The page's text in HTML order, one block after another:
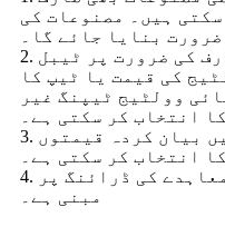
ہیں۔ مصنوعات کی
بنایا جائے گا۔
2. میڈیم وولٹیج ڈیوائس صارف کی ضرورت پر ٹیبل
کی قیمت یا ٹیپ کا
وولٹیج ٹیپنگ غیر
انتخاب کر سکتی ہے۔
3. شارٹ سرکٹ کی رکاوٹ ٹیبل میں بیان کردہ قیمتوں
انتخاب کر سکتی ہے۔
4. فائنل سائز دستخط شدہ معاہدے کی ڈرائنگ پر
مبنی ہے۔